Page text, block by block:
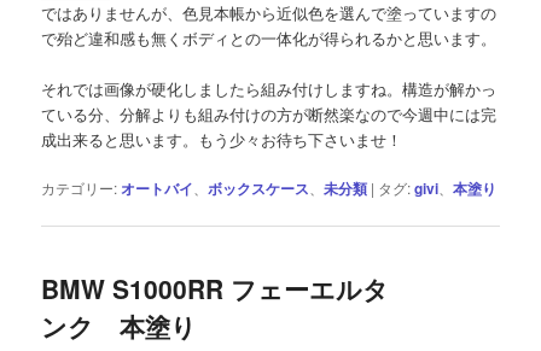
ではありませんが、色見本帳から近似色を選んで塗っていますの
で殆ど違和感も無くボディとの一体化が得られるかと思います。
それでは画像が硬化しましたら組み付けしますね。構造が解かっ
ている分、分解よりも組み付けの方が断然楽なので今週中には完
成出来ると思います。もう少々お待ち下さいませ！
カテゴリー: オートバイ、ボックスケース、未分類 | タグ:givi、本塗り
BMW S1000RR フェーエルタ
ンク 本塗り